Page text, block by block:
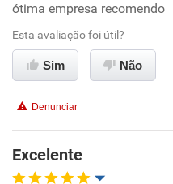
Oportunidade de promoção
Ambiente de trabalho
Benefícios
Recomenda esta empresa
ótima empresa recomendo
Esta avaliação foi útil?
Sim Não
Denunciar
Excelente